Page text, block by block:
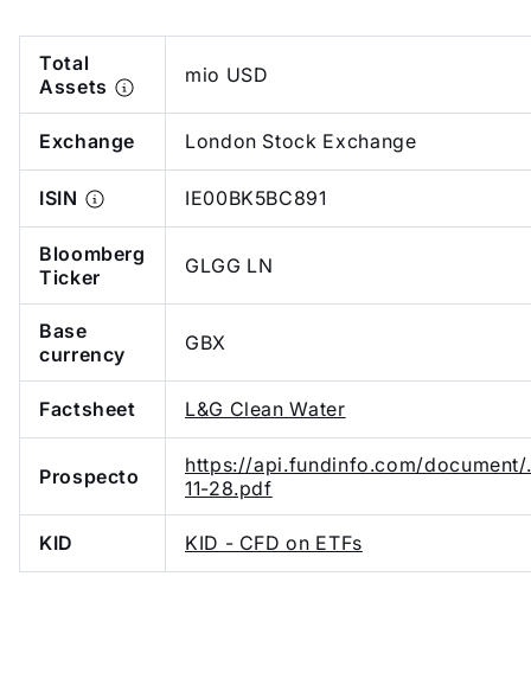
Total
Assets
mio USD
Exchange London Stock Exchange
ISIN IE00BK5BC891
Bloomberg
Ticker
GLGG LN
Base
currency
GBX
Factsheet L&G Clean Water
Prospecto
https://api.fundinfo.com/document/
11-28.pdf
KID KID - CFD on ETFs